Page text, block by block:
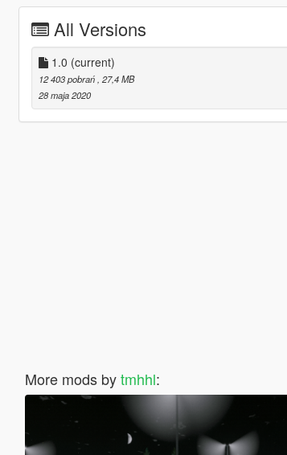
All Versions
1.0 (current)
12 403 pobrań , 27,4 MB
28 maja 2020
More mods bytmhhl: